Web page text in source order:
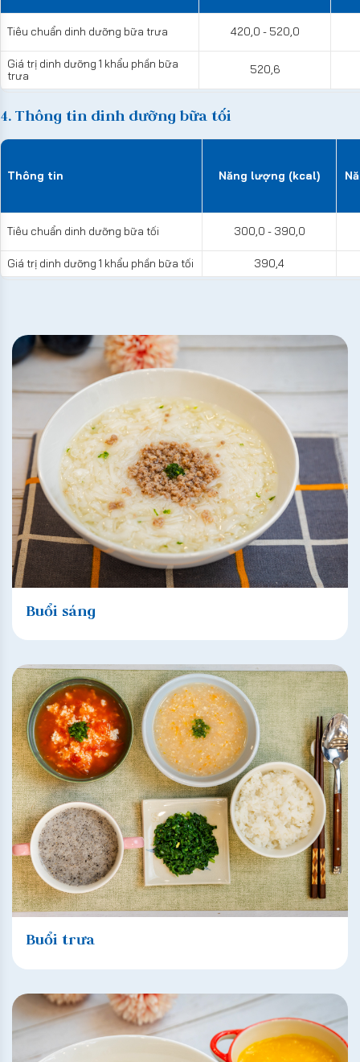
Tiêu chuẩn dinh dưỡng bữa trưa 420,0 - 520,0
Giá trị dinh dưỡng 1 khẩu phần bữa
trưa
520,6
4. Thông tin dinh dưỡng bữa tối
Thông tin Năng lượng (kcal)
Tiêu chuẩn dinh dưỡng bữa tối 300,0 - 390,0
Giá trị dinh dưỡng 1 khẩu phần bữa tối 390,4
Buổi sáng
Buổi trưa